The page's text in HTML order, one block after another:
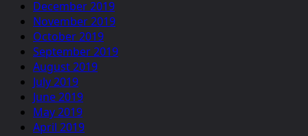
December 2019
November 2019
October 2019
September 2019
August 2019
July 2019
June 2019
May 2019
April 2019